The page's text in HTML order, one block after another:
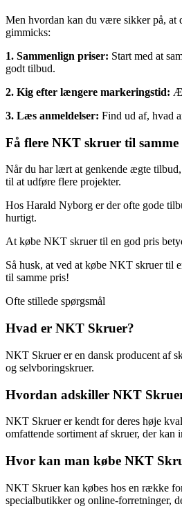
Men hvordan kan du være sikker på,
gimmicks:
1. Sammenlign priser: Start med at
godt tilbud.
2. Kig efter længere markeringstid:
3. Læs anmeldelser: Find ud af, hvad
Få flere NKT skruer til
Når du har lært at genkende ægte
til at udføre flere projekter.
Hos Harald Nyborg er der ofte gode
hurtigt.
At købe NKT skruer til en god pris
Så husk, at ved at købe NKT skruer til
til samme pris!
Ofte stillede spørgsmål
Hvad er NKT Skruer?
NKT Skruer er en dansk producent af
og selvboringskruer.
Hvordan adskiller NKT
NKT Skruer er kendt for deres høje
omfattende sortiment af skruer, der
Hvor kan man købe NKT
NKT Skruer kan købes hos en række
specialbutikker og online-forretninger,